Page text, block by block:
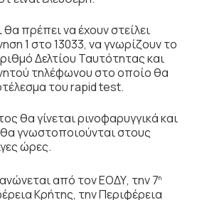
πρέπει να έχουν στείλει
1 στο 13033, να γνωρίζουν το
Δελτίου Ταυτότητας και
τηλέφωνου στο οποίο θα
του rapid test.
θα γίνεται ρινοφαρυγγικά και
γνωστοποιούνται στους
ώρες.
από τον ΕΟΔΥ, την 7η
Κρήτης, την Περιφέρεια